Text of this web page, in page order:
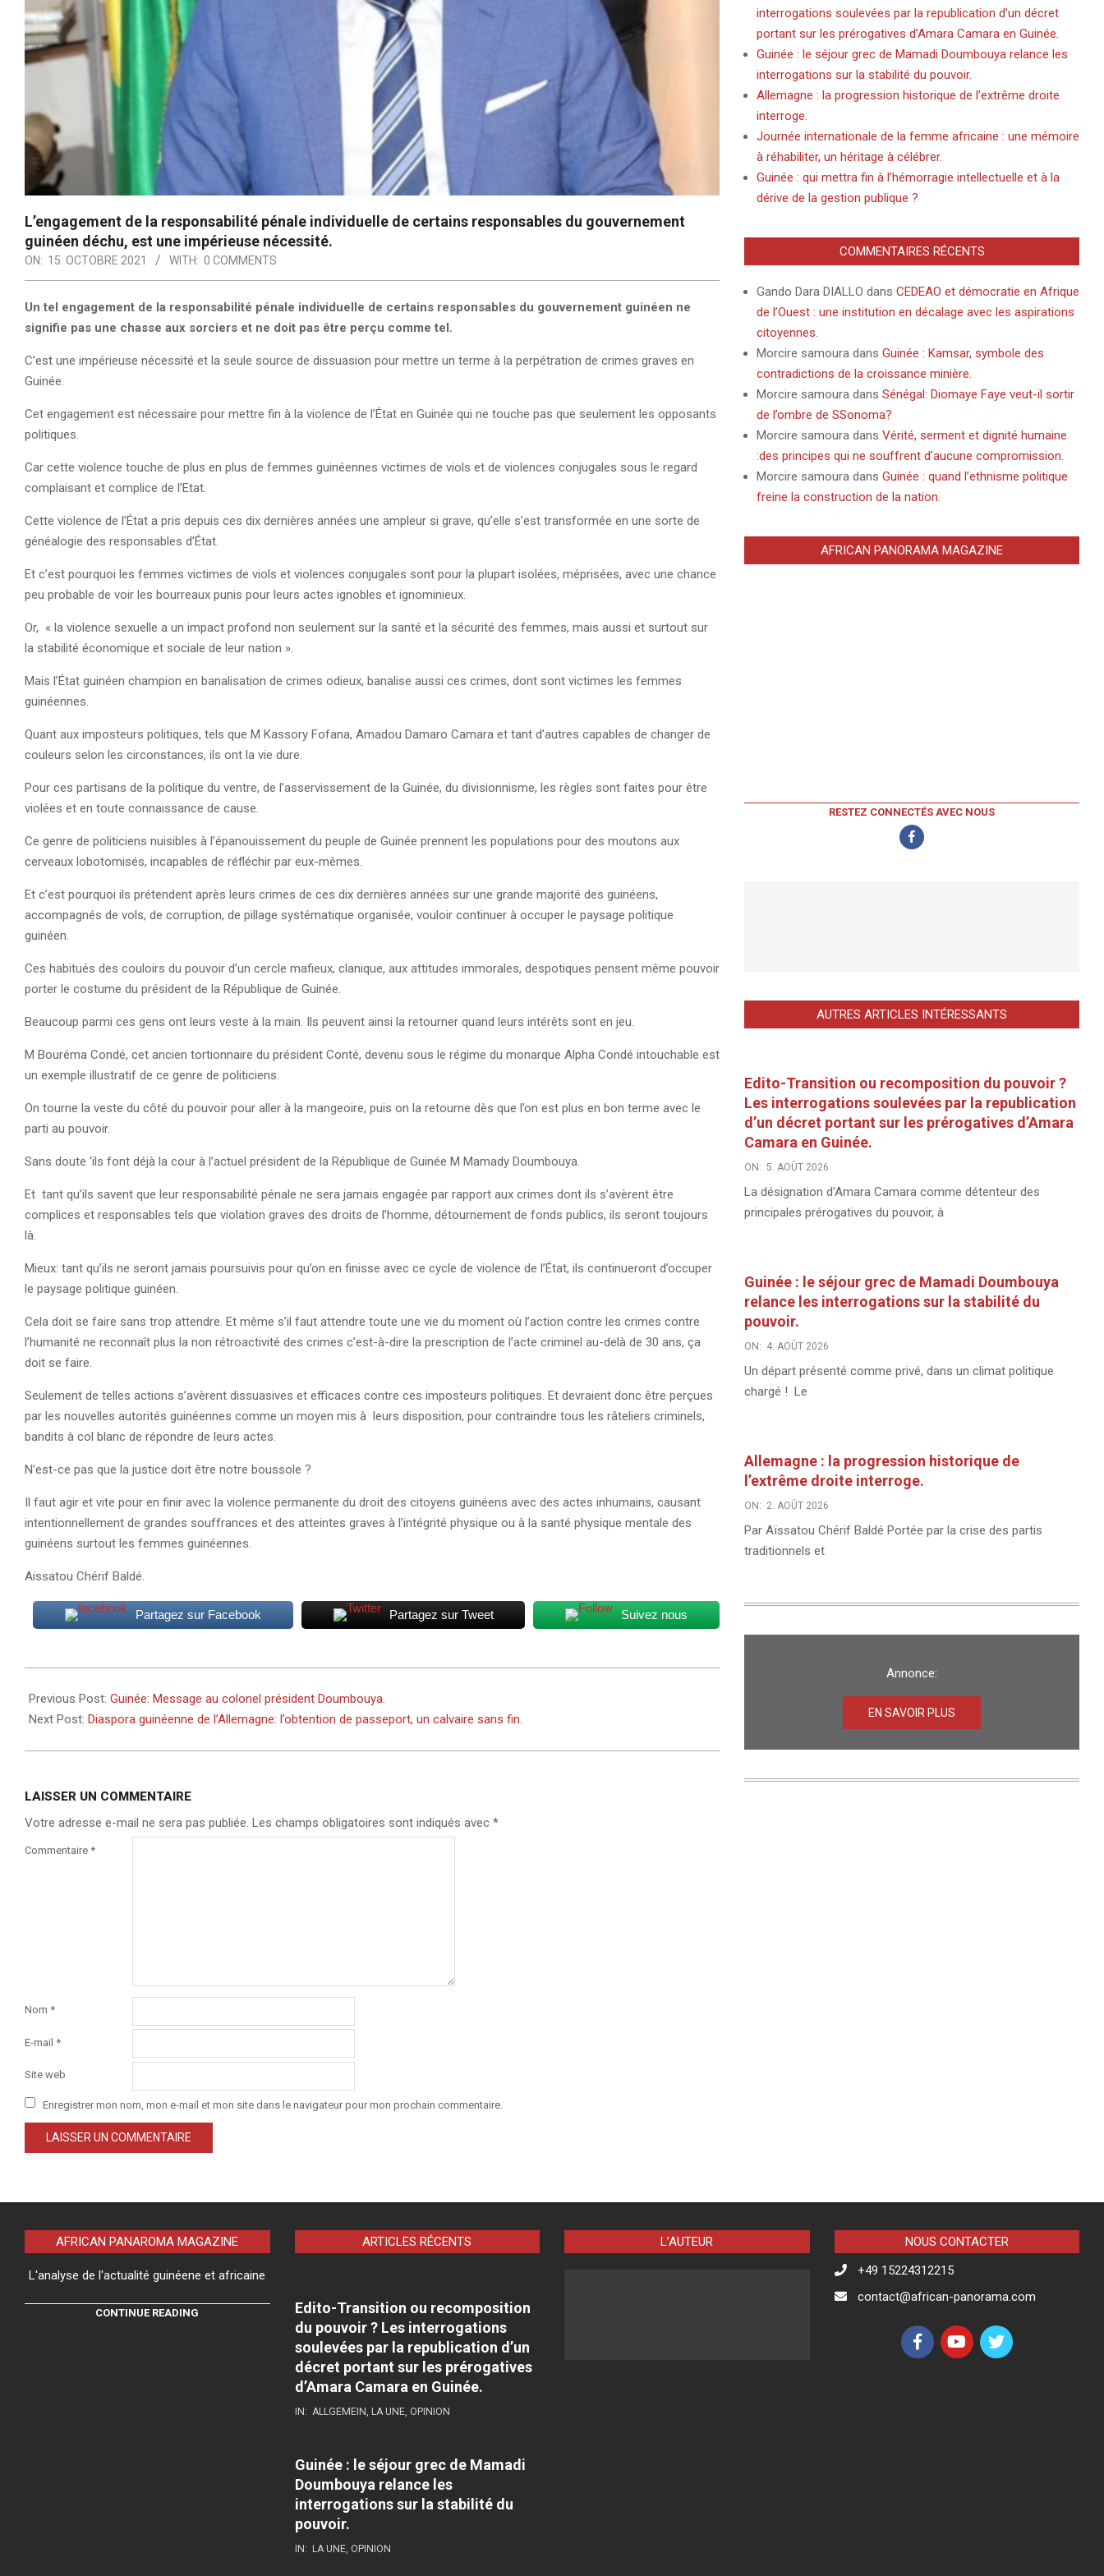
L’engagement de la responsabilité pénale individuelle de certains responsables du gouvernement
guinéen déchu, est une impérieuse nécessité.
ON: 15. OCTOBRE 2021 WITH: 0 COMMENTS
Un tel engagement de la responsabilité pénale individuelle de certains responsables du gouvernement guinéen ne
signifie pas une chasse aux sorciers et ne doit pas être perçu comme tel.
C’est une impérieuse nécessité et la seule source de dissuasion pour mettre un terme à la perpétration de crimes graves en
Guinée.
Cet engagement est nécessaire pour mettre fin à la violence de l’État en Guinée qui ne touche pas que seulement les opposants
politiques.
Car cette violence touche de plus en plus de femmes guinéennes victimes de viols et de violences conjugales sous le regard
complaisant et complice de l’Etat.
Cette violence de l’État a pris depuis ces dix dernières années une ampleur si grave, qu’elle s’est transformée en une sorte de
généalogie des responsables d’État.
Et c’est pourquoi les femmes victimes de viols et violences conjugales sont pour la plupart isolées, méprisées, avec une chance
peu probable de voir les bourreaux punis pour leurs actes ignobles et ignominieux.
Or, « la violence sexuelle a un impact profond non seulement sur la santé et la sécurité des femmes, mais aussi et surtout sur
la stabilité économique et sociale de leur nation ».
Mais l’État guinéen champion en banalisation de crimes odieux, banalise aussi ces crimes, dont sont victimes les femmes
guinéennes.
Quant aux imposteurs politiques, tels que M Kassory Fofana, Amadou Damaro Camara et tant d’autres capables de changer de
couleurs selon les circonstances, ils ont la vie dure.
Pour ces partisans de la politique du ventre, de l’asservissement de la Guinée, du divisionnisme, les règles sont faites pour être
violées et en toute connaissance de cause.
Ce genre de politiciens nuisibles à l’épanouissement du peuple de Guinée prennent les populations pour des moutons aux
cerveaux lobotomisés, incapables de réfléchir par eux-mêmes.
Et c’est pourquoi ils prétendent après leurs crimes de ces dix dernières années sur une grande majorité des guinéens,
accompagnés de vols, de corruption, de pillage systématique organisée, vouloir continuer à occuper le paysage politique
guinéen.
Ces habitués des couloirs du pouvoir d’un cercle mafieux, clanique, aux attitudes immorales, despotiques pensent même pouvoir
porter le costume du président de la République de Guinée.
Beaucoup parmi ces gens ont leurs veste à la main. Ils peuvent ainsi la retourner quand leurs intérêts sont en jeu.
M Bouréma Condé, cet ancien tortionnaire du président Conté, devenu sous le régime du monarque Alpha Condé intouchable est
un exemple illustratif de ce genre de politiciens.
On tourne la veste du côté du pouvoir pour aller à la mangeoire, puis on la retourne dès que l’on est plus en bon terme avec le
parti au pouvoir.
Sans doute ‘ils font déjà la cour à l’actuel président de la République de Guinée M Mamady Doumbouya.
Et tant qu’ils savent que leur responsabilité pénale ne sera jamais engagée par rapport aux crimes dont ils s’avèrent être
complices et responsables tels que violation graves des droits de l’homme, détournement de fonds publics, ils seront toujours
là.
Mieux: tant qu’ils ne seront jamais poursuivis pour qu’on en finisse avec ce cycle de violence de l’État, ils continueront d’occuper
le paysage politique guinéen.
Cela doit se faire sans trop attendre. Et même s’il faut attendre toute une vie du moment où l’action contre les crimes contre
l’humanité ne reconnaît plus la non rétroactivité des crimes c’est-à-dire la prescription de l’acte criminel au-delà de 30 ans, ça
doit se faire.
Seulement de telles actions s’avèrent dissuasives et efficaces contre ces imposteurs politiques. Et devraient donc être perçues
par les nouvelles autorités guinéennes comme un moyen mis à leurs disposition, pour contraindre tous les râteliers criminels,
bandits à col blanc de répondre de leurs actes.
N’est-ce pas que la justice doit être notre boussole ?
Il faut agir et vite pour en finir avec la violence permanente du droit des citoyens guinéens avec des actes inhumains, causant
intentionnellement de grandes souffrances et des atteintes graves à l’intégrité physique ou à la santé physique mentale des
guinéens surtout les femmes guinéennes.
Aissatou Chérif Baldé.
Partagez sur Facebook Partagez sur Tweet Suivez nous
10-
15
Previous Post: Guinée: Message au colonel président Doumbouya.
Next Post: Diaspora guinéenne de l’Allemagne: l’obtention de passeport, un calvaire sans fin.
LAISSER UN COMMENTAIRE
Votre adresse e-mail ne sera pas publiée. Les champs obligatoires sont indiqués avec *
Commentaire *
Nom *
E-mail *
Site web
Enregistrer mon nom, mon e-mail et mon site dans le navigateur pour mon prochain commentaire.
interrogations soulevées par la republication d’un décret
portant sur les prérogatives d’Amara Camara en Guinée.
Guinée : le séjour grec de Mamadi Doumbouya relance les
interrogations sur la stabilité du pouvoir.
Allemagne : la progression historique de l’extrême droite
interroge.
Journée internationale de la femme africaine : une mémoire
à réhabiliter, un héritage à célébrer.
Guinée : qui mettra fin à l’hémorragie intellectuelle et à la
dérive de la gestion publique ?
COMMENTAIRES RÉCENTS
Gando Dara DIALLO dans CEDEAO et démocratie en Afrique
de l’Ouest : une institution en décalage avec les aspirations
citoyennes.
Morcire samoura dans Guinée : Kamsar, symbole des
contradictions de la croissance minière.
Morcire samoura dans Sénégal: Diomaye Faye veut-il sortir
de l’ombre de SSonoma?
Morcire samoura dans Vérité, serment et dignité humaine
:des principes qui ne souffrent d’aucune compromission.
Morcire samoura dans Guinée : quand l’ethnisme politique
freine la construction de la nation.
AFRICAN PANORAMA MAGAZINE
RESTEZ CONNECTÉS AVEC NOUS
AUTRES ARTICLES INTÉRESSANTS
Edito-Transition ou recomposition du pouvoir ?
Les interrogations soulevées par la republication
d’un décret portant sur les prérogatives d’Amara
Camara en Guinée.
ON: 5. AOÛT 2026
La désignation d’Amara Camara comme détenteur des
principales prérogatives du pouvoir, à
Guinée : le séjour grec de Mamadi Doumbouya
relance les interrogations sur la stabilité du
pouvoir.
ON: 4. AOÛT 2026
Un départ présenté comme privé, dans un climat politique
chargé ! Le
Allemagne : la progression historique de
l’extrême droite interroge.
ON: 2. AOÛT 2026
Par Aïssatou Chérif Baldé Portée par la crise des partis
traditionnels et
Annonce:
EN SAVOIR PLUS
AFRICAN PANAROMA MAGAZINE
L'analyse de l'actualité guinéene et africaine
CONTINUE READING
ARTICLES RÉCENTS
Edito-Transition ou recomposition
du pouvoir ? Les interrogations
soulevées par la republication d’un
décret portant sur les prérogatives
d’Amara Camara en Guinée.
IN: ALLGEMEIN, LA UNE, OPINION
Guinée : le séjour grec de Mamadi
Doumbouya relance les
interrogations sur la stabilité du
pouvoir.
IN: LA UNE, OPINION
L’AUTEUR
NOUS CONTACTER
+49 15224312215
contact@african-panorama.com